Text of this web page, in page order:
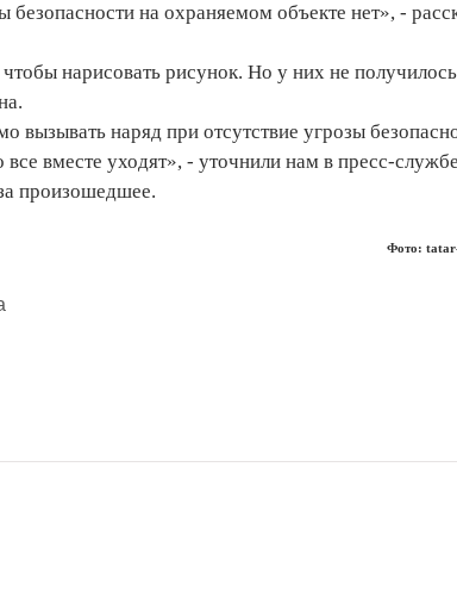
на охраняемом объекте нет», -
нарисовать рисунок. Но у них не получилось
наряд при отсутствие угрозы
вместе уходят», - уточнили нам в пресс-
произошедшее.
Фото: